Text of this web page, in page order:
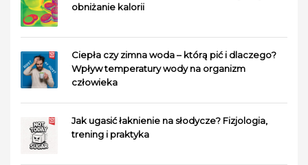
obniżanie kalorii
Ciepła czy zimna woda – którą pić i dlaczego?
Wpływ temperatury wody na organizm
człowieka
Jak ugasić łaknienie na słodycze? Fizjologia,
trening i praktyka